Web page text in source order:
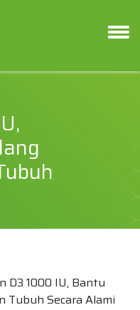
D3 1000 IU, Bantu
Tubuh Secara Alami